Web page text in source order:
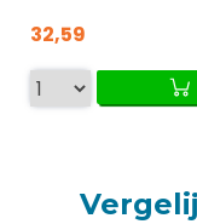
32,59